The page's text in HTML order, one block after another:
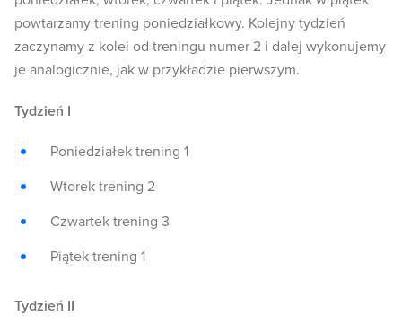
powtarzamy trening poniedziałkowy. Kolejny tydzień
zaczynamy z kolei od treningu numer 2 i dalej wykonujemy
je analogicznie, jak w przykładzie pierwszym.
Tydzień I
Poniedziałek trening 1
Wtorek trening 2
Czwartek trening 3
Piątek trening 1
Tydzień II